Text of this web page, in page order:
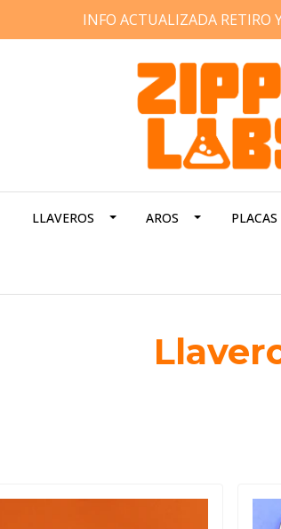
INFO ACTUALIZADA RETIRO
LLAVEROS AROS